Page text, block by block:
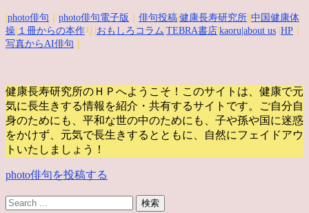
photo俳句 photo俳句電子版 俳句投稿 健康長寿研究所 中国健康体
操 １冊からの本作 り| おもしろコラム TEBRA書店 kaoru |about us HP
写真からAI俳句
健康長寿研究所のＨＰへようこそ！このサイトは、健康で元
気に長生きする情報を紹介・共有するサイトです。
ご自分自
身のためにも、平和な世の中のためにも、子や孫や国に迷惑
をかけず、元気で長生きするとともに、自然にフェイドアウ
トいたしましょう！
photo俳句を投稿する